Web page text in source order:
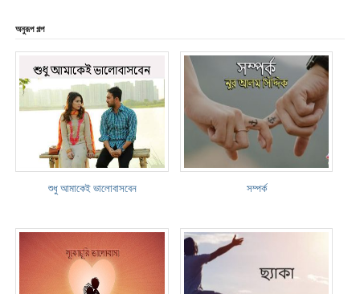
অনুরূপ গল্প
শুধু আমাকেই ভালোবাসবেন সম্পর্ক